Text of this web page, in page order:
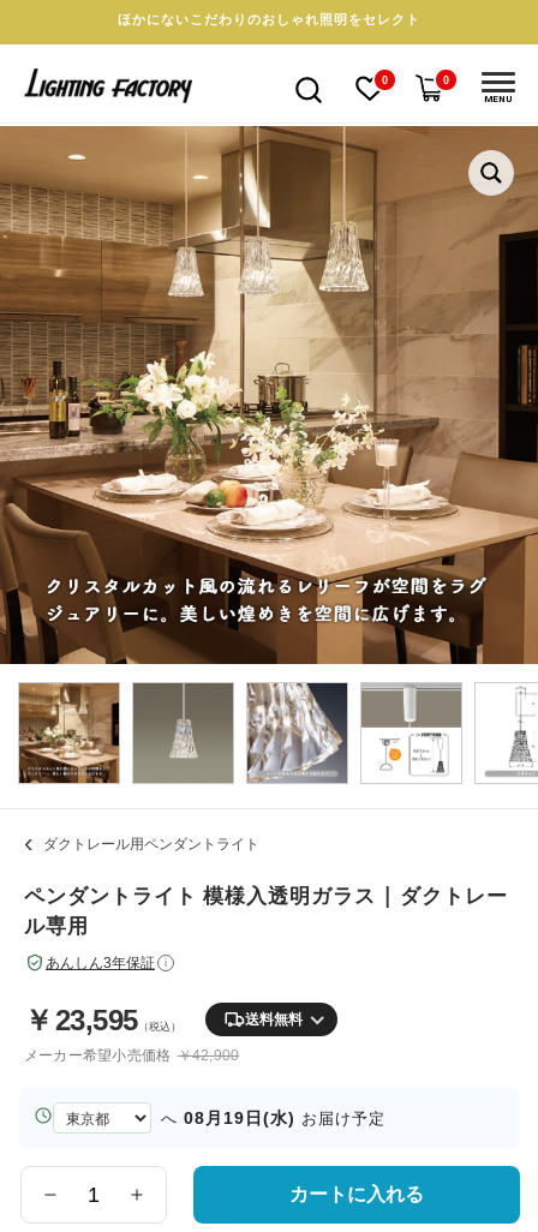
ほかにないこだわりのおしゃれ照明をセレクト
0 0
MENU
ダクトレール用ペンダントライト
ペンダントライト 模様入透明ガラス | ダクトレー
ル専用
あんしん3年保証 i
￥ 23,595（税込） 送料無料
メーカー希望小売価格 ￥42,900
お
届
へ 08月19日(水) お届け予定
量
カートに入れる